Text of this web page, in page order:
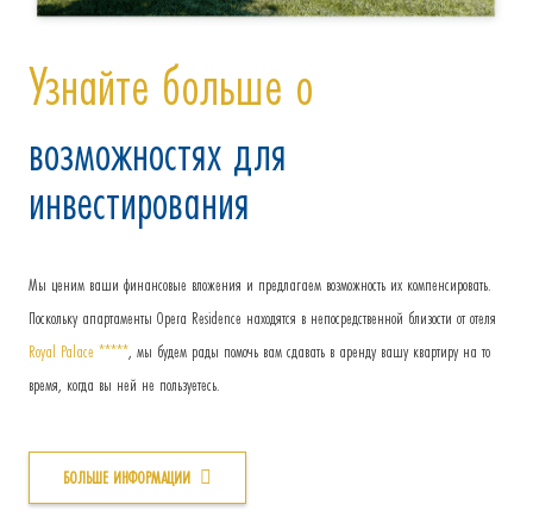
Узнайте больше о
возможностях для
инвестирования
Мы ценим ваши финансовые вложения и предлагаем возможность их компенсировать.
Поскольку апартаменты Opera Residence находятся в непосредственной близости от отеля
Royal Palace *****, мы будем рады помочь вам сдавать в аренду вашу квартиру на то
время, когда вы ней не пользуетесь.
БОЛЬШЕ ИНФОРМАЦИИ